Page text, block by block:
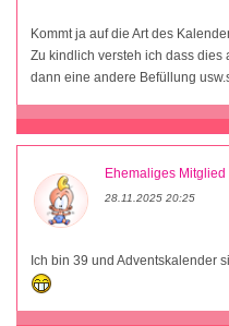
Kommt ja auf die Art des
Zu kindlich versteh ich dass dies
dann eine andere Befüllung
Ehemaliges Mitglied
28.11.2025 20:25
Ich bin 39 und Adventskalender